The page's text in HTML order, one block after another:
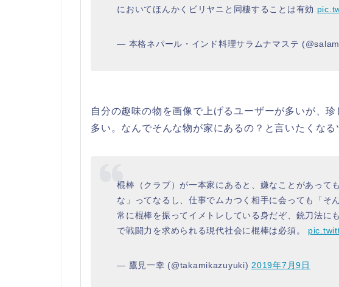
においてほんかくビリヤニと同棲することは有効
— 本格ネパール・インド料理サラムナマステ
自分の趣味の物を画像で上げるユーザーが多いが、
多い。なんでそんな物が家にあるの？と言いたくなる
棍棒（クラブ）が一本家にあると、嫌なことがあって
な」ってなるし、仕事でムカつく相手に会っても「そ
常に棍棒を振ってイメトレしている身だぞ、銃刀法に
で戦闘力を求められる現代社会に棍棒は必須。
— 鷹見一幸 (@takamikazuyuki) 2019年7月9日